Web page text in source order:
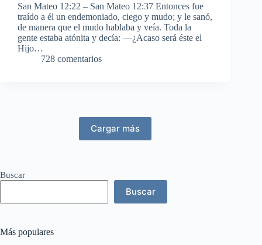
San Mateo 12:22 – San Mateo 12:37 Entonces fue
traído a él un endemoniado, ciego y mudo; y le sanó,
de manera que el mudo hablaba y veía. Toda la
gente estaba atónita y decía: —¿Acaso será éste el
Hijo…
728 comentarios
Cargar más
Buscar
Buscar
Más populares